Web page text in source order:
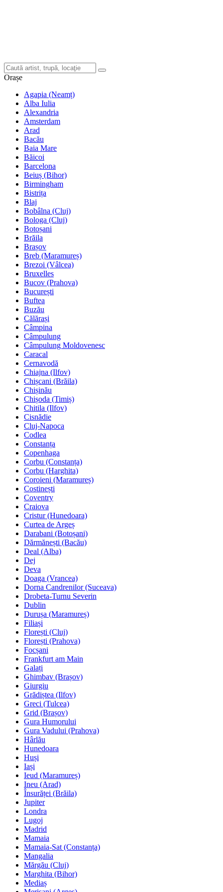
Orașe
Agapia (Neamț)
Alba Iulia
Alexandria
Amsterdam
Arad
Bacău
Baia Mare
Băicoi
Barcelona
Beiuș (Bihor)
Birmingham
Bistrița
Blaj
Bobâlna (Cluj)
Bologa (Cluj)
Botoșani
Brăila
Brașov
Breb (Maramureș)
Brezoi (Vâlcea)
Bruxelles
Bucov (Prahova)
București
Buftea
Buzău
Călărași
Câmpina
Câmpulung
Câmpulung Moldovenesc
Caracal
Cernavodă
Chiajna (Ilfov)
Chișcani (Brăila)
Chișinău
Chișoda (Timiș)
Chitila (Ilfov)
Cisnădie
Cluj-Napoca
Codlea
Constanța
Copenhaga
Corbu (Constanța)
Corbu (Harghita)
Coroieni (Maramureș)
Costinești
Coventry
Craiova
Cristur (Hunedoara)
Curtea de Argeș
Darabani (Botoșani)
Dărmănești (Bacău)
Deal (Alba)
Dej
Deva
Doaga (Vrancea)
Dorna Candrenilor (Suceava)
Drobeta-Turnu Severin
Dublin
Durușa (Maramureș)
Filiași
Florești (Cluj)
Florești (Prahova)
Focșani
Frankfurt am Main
Galați
Ghimbav (Brașov)
Giurgiu
Grădiștea (Ilfov)
Greci (Tulcea)
Grid (Brașov)
Gura Humorului
Gura Vadului (Prahova)
Hârlău
Hunedoara
Huși
Iași
Ieud (Maramureș)
Ineu (Arad)
Însurăței (Brăila)
Jupiter
Londra
Lugoj
Madrid
Mamaia
Mamaia-Sat (Constanța)
Mangalia
Mărgău (Cluj)
Marghita (Bihor)
Mediaș